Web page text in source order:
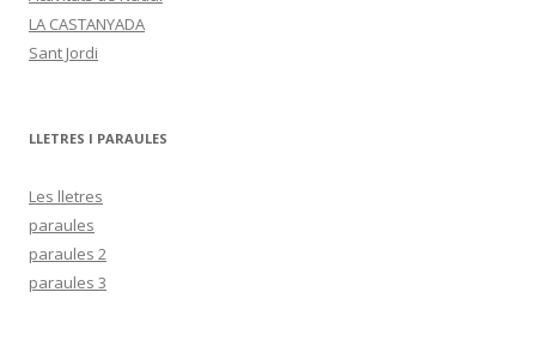
LA CASTANYADA
Sant Jordi
LLETRES I PARAULES
Les lletres
paraules
paraules 2
paraules 3